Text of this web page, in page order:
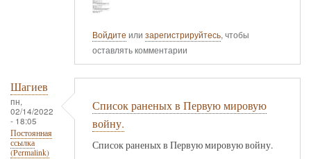
Войдите или зарегистрируйтесь, чтобы
оставлять комментарии
Шагиев
пн,
02/14/2022
- 18:05
Постоянная
ссылка
(Permalink)
Список раненых в Первую мировую
войну.
Список раненых в Первую мировую войну.